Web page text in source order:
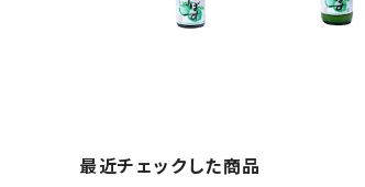
最近チェックした商品